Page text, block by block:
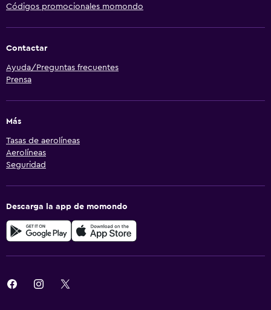
Códigos promocionales momondo
Contactar
Ayuda/Preguntas frecuentes
Prensa
Más
Tasas de aerolíneas
Aerolíneas
Seguridad
Descarga la app de momondo